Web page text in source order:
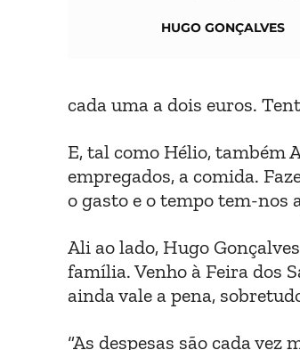
HUGO GONÇALVES
cada uma a dois euros.
E, tal como Hélio, também
empregados, a comida.
o gasto e o tempo tem-nos
Ali ao lado, Hugo
família. Venho à Feira dos
ainda vale a pena,
“As despesas são cada vez